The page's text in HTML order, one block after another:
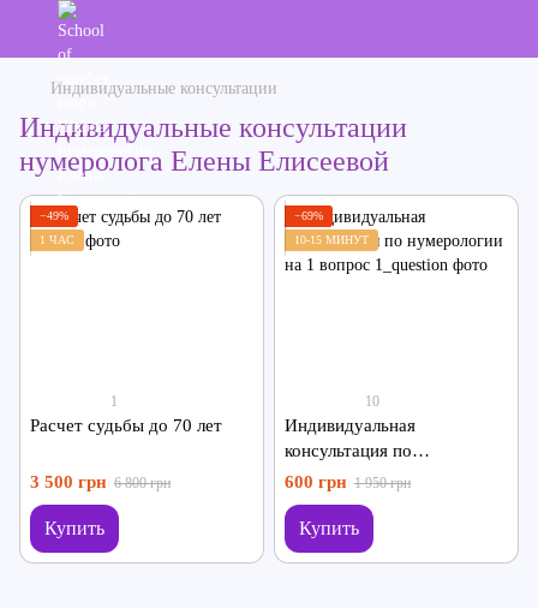
Индивидуальные консультации
Индивидуальные консультации
нумеролога Елены Елисеевой
−49%
1 ЧАС
1
Расчет судьбы до 70 лет
3 500 грн 6 800 грн
Купить
−69%
10-15 МИНУТ
10
Индивидуальная
консультация по
нумерологии на 1 вопрос
600 грн 1 950 грн
Купить